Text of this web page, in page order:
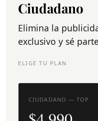
Ciudadano
Elimina la
exclusivo y sé
ELIGE TU PLAN
CIUDADANO — TOP